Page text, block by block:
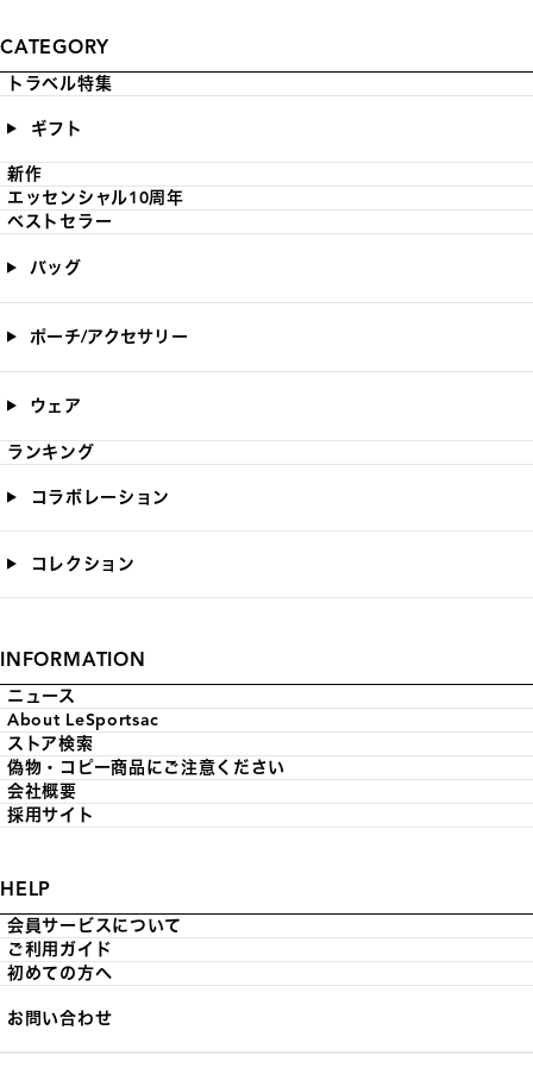
CATEGORY
トラベル特集
ギフト
新作
エッセンシャル10周年
ベストセラー
バッグ
ポーチ/アクセサリー
ウェア
ランキング
コラボレーション
コレクション
INFORMATION
ニュース
About LeSportsac
ストア検索
偽物・コピー商品にご注意ください
会社概要
採用サイト
HELP
会員サービスについて
ご利用ガイド
初めての方へ
お問い合わせ